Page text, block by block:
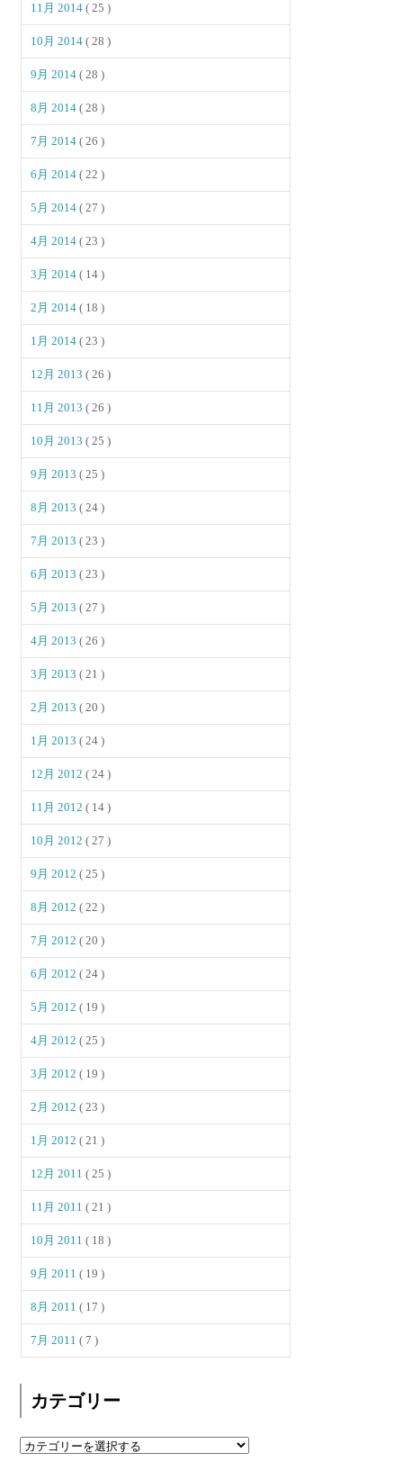
11月 2014( 25 )
10月 2014( 28 )
9月 2014( 28 )
8月 2014( 28 )
7月 2014( 26 )
6月 2014( 22 )
5月 2014( 27 )
4月 2014( 23 )
3月 2014( 14 )
2月 2014( 18 )
1月 2014( 23 )
12月 2013( 26 )
11月 2013( 26 )
10月 2013( 25 )
9月 2013( 25 )
8月 2013( 24 )
7月 2013( 23 )
6月 2013( 23 )
5月 2013( 27 )
4月 2013( 26 )
3月 2013( 21 )
2月 2013( 20 )
1月 2013( 24 )
12月 2012( 24 )
11月 2012( 14 )
10月 2012( 27 )
9月 2012( 25 )
8月 2012( 22 )
7月 2012( 20 )
6月 2012( 24 )
5月 2012( 19 )
4月 2012( 25 )
3月 2012( 19 )
2月 2012( 23 )
1月 2012( 21 )
12月 2011( 25 )
11月 2011( 21 )
10月 2011( 18 )
9月 2011( 19 )
8月 2011( 17 )
7月 2011( 7 )
カテゴリー